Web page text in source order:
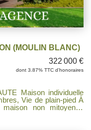
(MOULIN BLANC)
322 000 €
dont 3.87% TTC d'honoraires
Vie de plain-pied À
non mitoyenne